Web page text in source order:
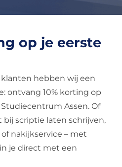
op je eerste
hebben wij een
ontvang 10% korting op
Assen. Of
scriptie laten schrijven,
nakijkservice – met
je direct met een